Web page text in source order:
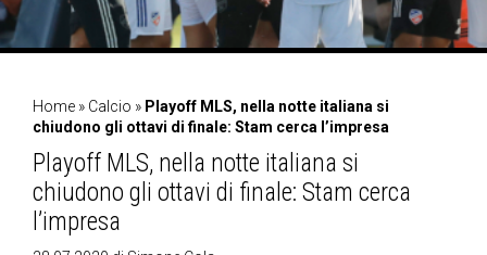
Home » Calcio » Playoff MLS, nella notte italiana si
chiudono gli ottavi di finale: Stam cerca l’impresa
Playoff MLS, nella notte italiana si
chiudono gli ottavi di finale: Stam cerca
l’impresa